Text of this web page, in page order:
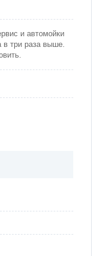
и автомойки
в три раза выше.